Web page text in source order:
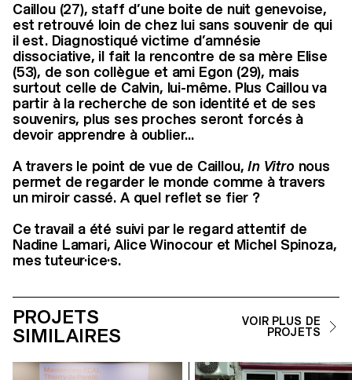
Caillou (27), staff d’une boite de nuit genevoise,
est retrouvé loin de chez lui sans souvenir de qui
il est. Diagnostiqué victime d’amnésie
dissociative, il fait la rencontre de sa mère Elise
(53), de son collègue et ami Egon (29), mais
surtout celle de Calvin, lui-même. Plus Caillou va
partir à la recherche de son identité et de ses
souvenirs, plus ses proches seront forcés à
devoir apprendre à oublier...
A travers le point de vue de Caillou,In Vitro nous
permet de regarder le monde comme à travers
un miroir cassé. A quel reflet se fier ?
Ce travail a été suivi par le regard attentif de
Nadine Lamari, Alice Winocour et Michel Spinoza,
mes tuteur·ice·s.
PROJETS
SIMILAIRES
VOIR PLUS DE
PROJETS